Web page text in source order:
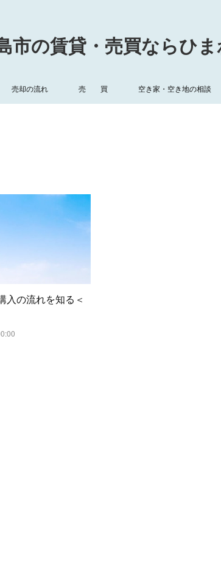
市の賃貸・売買ならひ
売却の流れ 売 買 空き家・空き地の相談
入の流れを知る＜